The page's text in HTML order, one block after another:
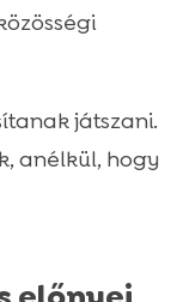
játszani.
anélkül, hogy